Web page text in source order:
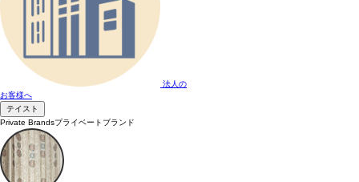
法人の
お客様へ
テイスト
Private Brandsプライベートブランド